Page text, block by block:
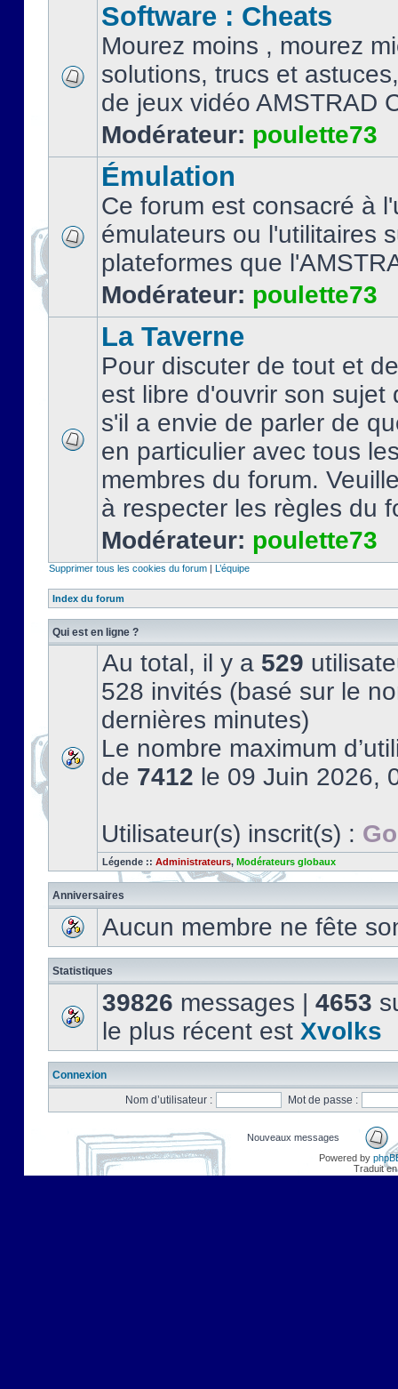
Software : Cheats
Mourez moins , mourez
solutions, trucs et
de jeux vidéo AMSTRAD
Modérateur: poulette73
Émulation
Ce forum est consacré à
émulateurs ou l'utilitaires
plateformes que
Modérateur: poulette73
La Taverne
Pour discuter de tout et
est libre d'ouvrir son sujet
s'il a envie de parler de
en particulier avec tous
membres du forum.
à respecter les règles du
Modérateur: poulette73
Supprimer tous les cookies du forum | L’équipe
Index du forum
Qui est en ligne ?
Au total, il y a 529
528 invités (basé sur le
dernières minutes)
Le nombre maximum
de 7412 le 09 Juin 2026,
Utilisateur(s) inscrit(s) :
Légende :: Administrateurs, Modérateurs globaux
Anniversaires
Aucun membre ne fête
Statistiques
39826 messages | 4653
le plus récent est Xvolks
Connexion
Nom d’utilisateur :
Mot de passe :
Nouveaux messages
Powered by
Traduit